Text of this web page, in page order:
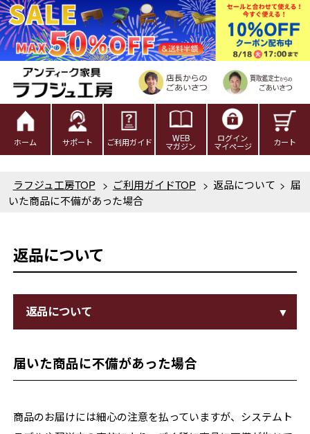
ホーム サポート ご利用ガイド WEB
マガジン
ログイン
マイページ カート
ラフジュ工房TOP > ご利用ガイドTOP > 返品について > 届
いた商品に不備があった場合
返品について
返品について
届いた商品に不備があった場合
商品のお届けには細心の注意を払っていますが、システムト